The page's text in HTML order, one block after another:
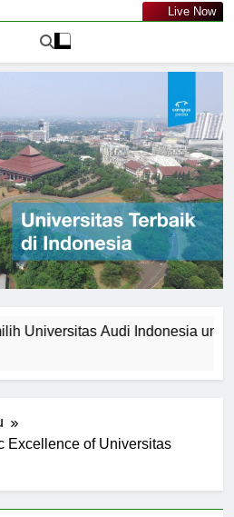
Live Now
Audi Indonesia untuk
Excellence of Universitas